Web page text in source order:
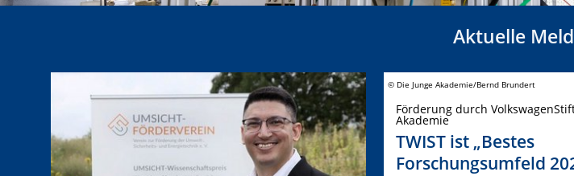
Aktuelle
© Die Junge Akademie/Bernd Brundert
Förderung durch
Akademie
TWIST ist „Bestes
Forschungsumfeld